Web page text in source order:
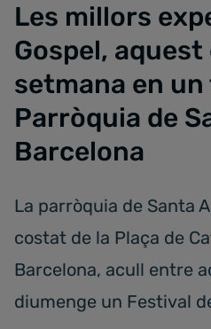
Les millors
Gospel, aquest
setmana en
Parròquia de
Barcelona
La parròquia de Santa
costat de la Plaça de
Barcelona, acull entre
diumenge un Festival